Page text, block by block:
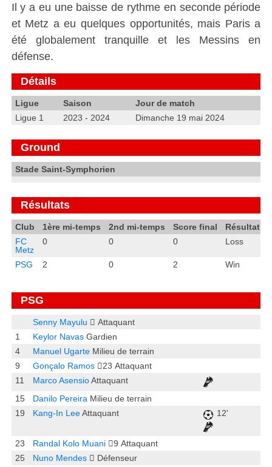
Il y a eu une baisse de rythme en seconde période
et Metz a eu quelques opportunités, mais Paris a
été globalement tranquille et les Messins en
défense.
Détails
Ligue Saison
Jour de match
Ligue 1
2023 - 2024 Dimanche 19 mai 2024
Ground
Stade Saint-Symphorien
Résultats
Club 1ère mi-temps 2nd mi-temps Score final
Résultat
FC
Metz
0 0 0 Loss
PSG 2 0 2 Win
PSG
Senny Mayulu
Attaquant
1
Keylor Navas Gardien
4
Manuel Ugarte Milieu de terrain
9
Gonçalo Ramos 23 Attaquant
11
Marco Asensio Attaquant
15
Danilo Pereira Milieu de terrain
19
Kang-In Lee Attaquant 12'
23 Randal Kolo Muani 9 Attaquant
25
Nuno Mendes
Défenseur